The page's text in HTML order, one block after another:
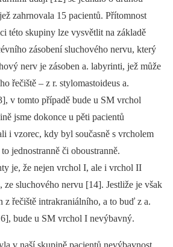
zahrnovala 15 pacientů. Přítomnost
této skupiny lze vysvětlit na základě
zásobení sluchového nervu, který
nerv je zásoben a. labyrinti, jež může
řečiště –⁠ z r. stylomastoideus a.
v tomto případě bude u SM vrchol
jsme dokonce u pěti pacientů
i vzorec, kdy byl současně s vrcholem
jednostranně či oboustranně.
je, že nejen vrchol I, ale i vrchol II
sluchového nervu [14]. Jestliže je však
z řečiště intrakraniálního, a to buď z a.
bude u SM vrchol I nevýbavný.
v naší skupině pacientů nevýbavnost